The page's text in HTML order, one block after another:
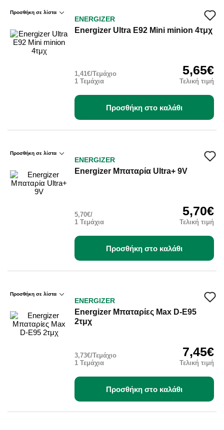
Προσθήκη σε λίστα
ENERGIZER
Energizer Ultra E92 Mini minion 4τμχ
5,65€
Τελική τιμή
1 Τεμάχια
1,41€/Τεμάχιο
Προσθήκη στο καλάθι
Προσθήκη σε λίστα
ENERGIZER
Energizer Μπαταρία Ultra+ 9V
5,70€
Τελική τιμή
1 Τεμάχια
5,70€/
Προσθήκη στο καλάθι
Προσθήκη σε λίστα
ENERGIZER
Energizer Μπαταρίες Max D-E95
2τμχ
7,45€
Τελική τιμή
1 Τεμάχια
3,73€/Τεμάχιο
Προσθήκη στο καλάθι